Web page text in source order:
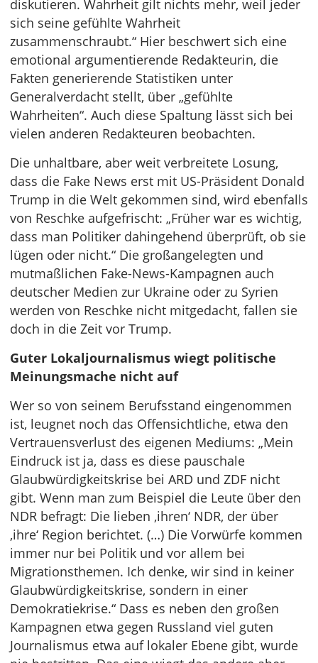
diskutieren. Wahrheit gilt nichts mehr, weil jeder
sich seine gefühlte Wahrheit
zusammenschraubt.“ Hier beschwert sich eine
emotional argumentierende Redakteurin, die
Fakten generierende Statistiken unter
Generalverdacht stellt, über „gefühlte
Wahrheiten“. Auch diese Spaltung lässt sich bei
vielen anderen Redakteuren beobachten.
Die unhaltbare, aber weit verbreitete Losung,
dass die Fake News erst mit US-Präsident Donald
Trump in die Welt gekommen sind, wird ebenfalls
von Reschke aufgefrischt: „Früher war es wichtig,
dass man Politiker dahingehend überprüft, ob sie
lügen oder nicht.“ Die großangelegten und
mutmaßlichen Fake-News-Kampagnen auch
deutscher Medien zur Ukraine oder zu Syrien
werden von Reschke nicht mitgedacht, fallen sie
doch in die Zeit vor Trump.
Guter Lokaljournalismus wiegt politische
Meinungsmache nicht auf
Wer so von seinem Berufsstand eingenommen
ist, leugnet noch das Offensichtliche, etwa den
Vertrauensverlust des eigenen Mediums: „Mein
Eindruck ist ja, dass es diese pauschale
Glaubwürdigkeitskrise bei ARD und ZDF nicht
gibt. Wenn man zum Beispiel die Leute über den
NDR befragt: Die lieben ‚ihren‘ NDR, der über
‚ihre‘ Region berichtet. (…) Die Vorwürfe kommen
immer nur bei Politik und vor allem bei
Migrationsthemen. Ich denke, wir sind in keiner
Glaubwürdigkeitskrise, sondern in einer
Demokratiekrise.“ Dass es neben den großen
Kampagnen etwa gegen Russland viel guten
Journalismus etwa auf lokaler Ebene gibt, wurde